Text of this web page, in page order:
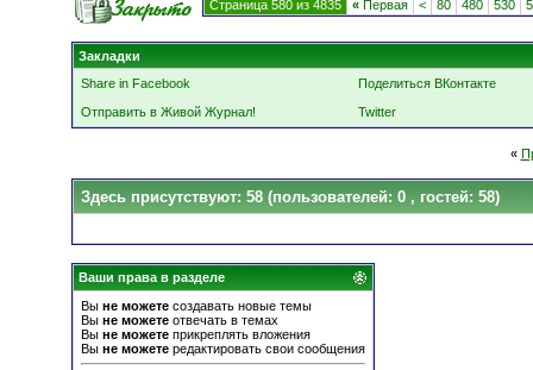
Страница 580 из 4835 « Первая < 80 480 530
Закладки
Share in Facebook
Поделиться ВКонтакте
Отправить в Живой Журнал!
Twitter
«
Здесь присутствуют: 58 (пользователей: 0 , гостей: 58)
Ваши права в разделе
Вы не можете создавать новые темы
Вы не можете отвечать в темах
Вы не можете прикреплять вложения
Вы не можете редактировать свои сообщения